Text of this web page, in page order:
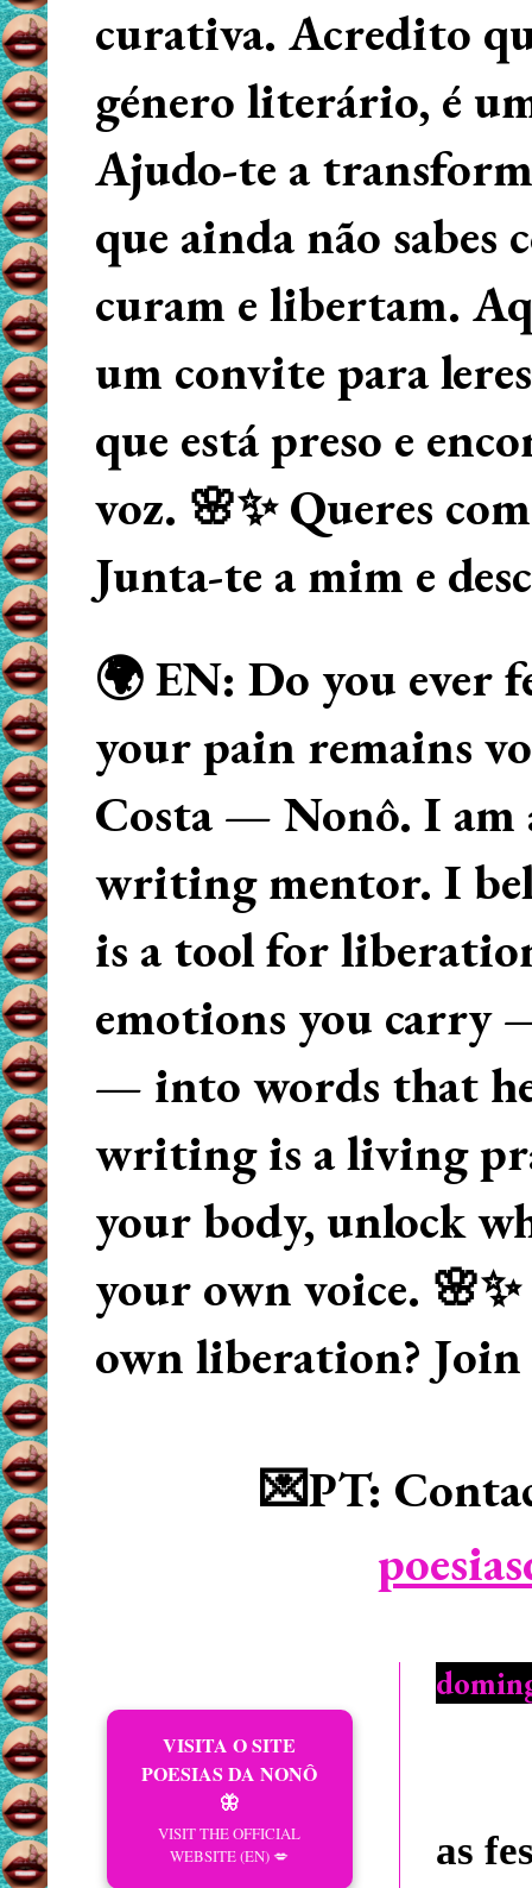
curativa. Acredito
género literário, é
Ajudo-te a
que ainda não
curam e libertam.
um convite para
que está preso e
voz. 🌸✨ Queres
Junta-te a mim e
🌍 EN: Do you ever
your pain remains
Costa — Nonô. I am
writing mentor. I
is a tool for
emotions you carry
— into words that
writing is a living
your body, unlock
your own voice.
own liberation? Join
💌PT:
as
VISITA O SITE
POESIAS DA NONÔ
🦋
VISIT THE OFFICIAL
WEBSITE (EN) 💋